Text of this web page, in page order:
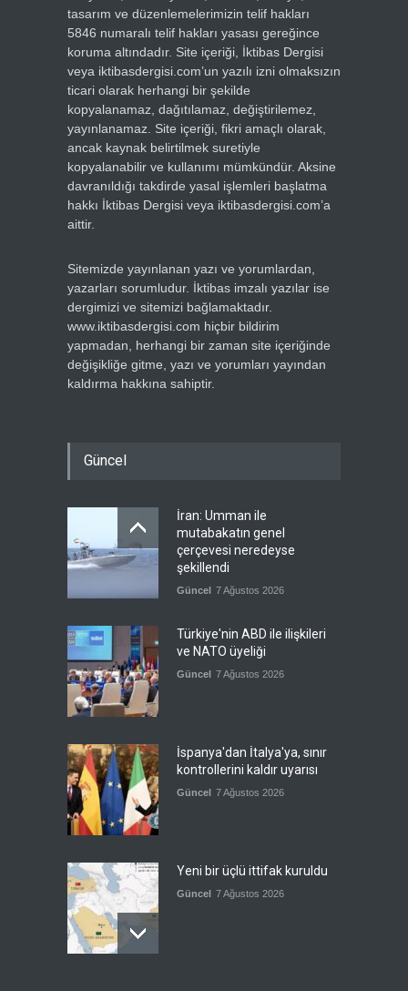
tasarım ve düzenlemelerimizin telif hakları
5846 numaralı telif hakları yasası gereğince
koruma altındadır. Site içeriği, İktibas Dergisi
veya iktibasdergisi.com’un yazılı izni olmaksızın
ticari olarak herhangi bir şekilde
kopyalanamaz, dağıtılamaz, değiştirilemez,
yayınlanamaz. Site içeriği, fikri amaçlı olarak,
ancak kaynak belirtilmek suretiyle
kopyalanabilir ve kullanımı mümkündür. Aksine
davranıldığı takdirde yasal işlemleri başlatma
hakkı İktibas Dergisi veya iktibasdergisi.com’a
aittir.
Sitemizde yayınlanan yazı ve yorumlardan,
yazarları sorumludur. İktibas imzalı yazılar ise
dergimizi ve sitemizi bağlamaktadır.
www.iktibasdergisi.com hiçbir bildirim
yapmadan, herhangi bir zaman site içeriğinde
değişikliğe gitme, yazı ve yorumları yayından
kaldırma hakkına sahiptir.
Güncel
İran: Umman ile
mutabakatın genel
çerçevesi neredeyse
şekillendi
Güncel 7 Ağustos 2026
Türkiye'nin ABD ile ilişkileri
ve NATO üyeliği
Güncel 7 Ağustos 2026
İspanya'dan İtalya'ya, sınır
kontrollerini kaldır uyarısı
Güncel 7 Ağustos 2026
Yeni bir üçlü ittifak kuruldu
Güncel 7 Ağustos 2026